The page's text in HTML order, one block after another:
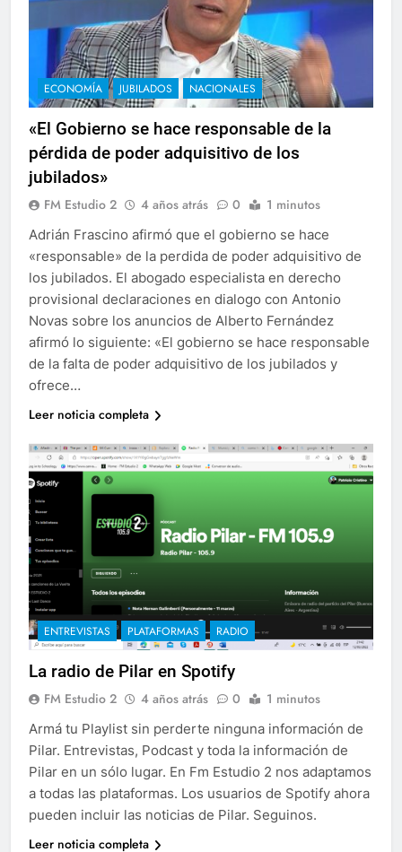
ECONOMÍA JUBILADOS NACIONALES
«El Gobierno se hace responsable de la
pérdida de poder adquisitivo de los
jubilados»
FM Estudio 2 4 años atrás 0 1 minutos
Adrián Frascino afirmó que el gobierno se hace
«responsable» de la perdida de poder adquisitivo de
los jubilados. El abogado especialista en derecho
provisional declaraciones en dialogo con Antonio
Novas sobre los anuncios de Alberto Fernández
afirmó lo siguiente: «El gobierno se hace responsable
de la falta de poder adquisitivo de los jubilados y
ofrece…
Leer noticia completa
ENTREVISTAS PLATAFORMAS RADIO
La radio de Pilar en Spotify
FM Estudio 2 4 años atrás 0 1 minutos
Armá tu Playlist sin perderte ninguna información de
Pilar. Entrevistas, Podcast y toda la información de
Pilar en un sólo lugar. En Fm Estudio 2 nos adaptamos
a todas las plataformas. Los usuarios de Spotify ahora
pueden incluir las noticias de Pilar. Seguinos.
Leer noticia completa